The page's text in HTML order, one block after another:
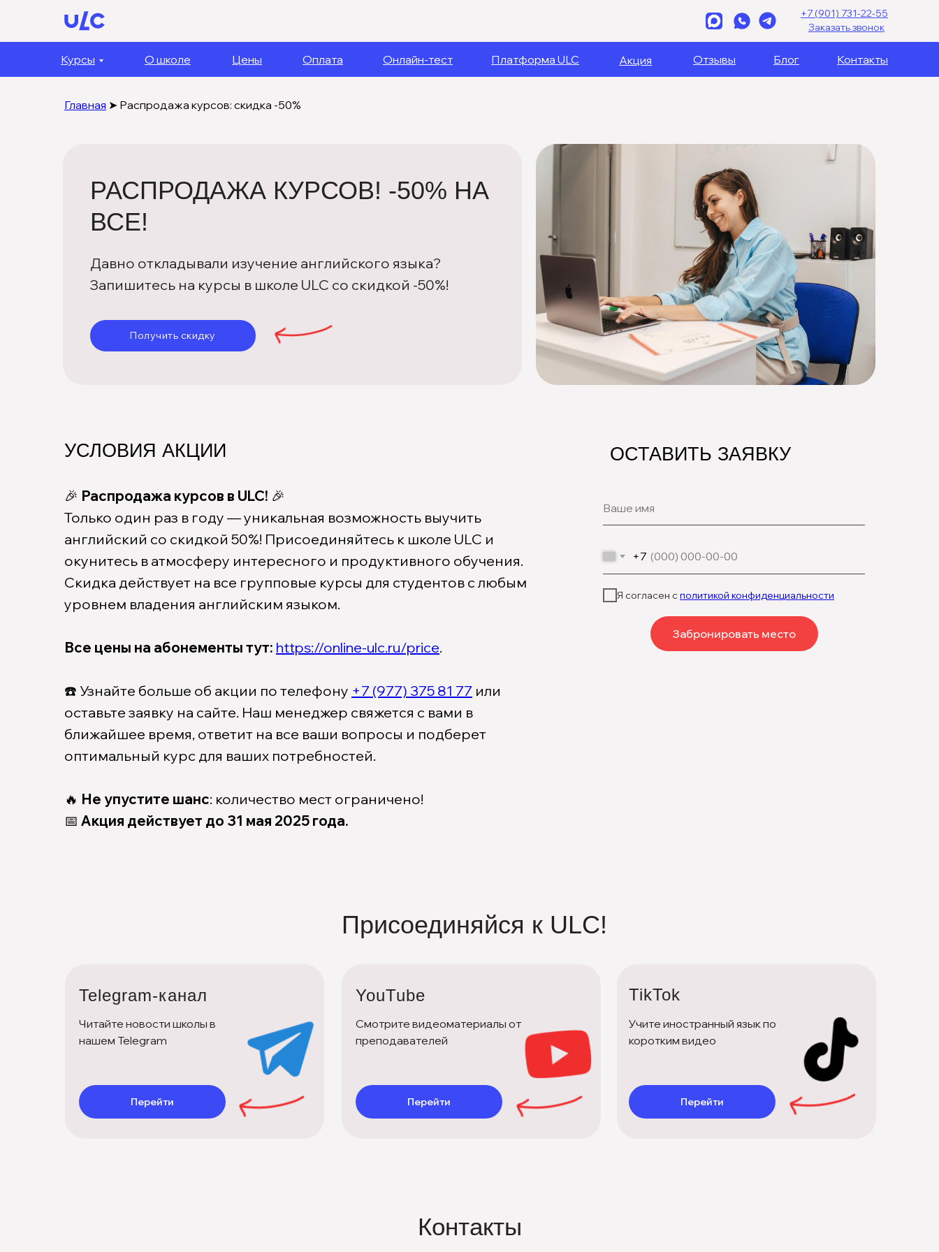
Заказать звонок
Курсы О школе Цены Оплата Онлайн-тест Платформа ULC Акция Отзывы Блог Контакты
+7 (901) 731-22-55
Главная ➤ Распродажа курсов: скидка -50%
РАСПРОДАЖА КУРСОВ! -50% НА
ВСЕ!
Давно откладывали изучение английского языка?
Запишитесь на курсы в школе ULC со скидкой -50%!
Получить скидку
🎉 Распродажа курсов в ULC! 🎉
Только один раз в году — уникальная возможность выучить
английский со скидкой 50%! Присоединяйтесь к школе ULC и
окунитесь в атмосферу интересного и продуктивного обучения.
Скидка действует на все групповые курсы для студентов с любым
уровнем владения английским языком.
Все цены на абонементы тут: https://online-ulc.ru/price.
☎️ Узнайте больше об акции по телефону +7 (977) 375 81 77 или
оставьте заявку на сайте. Наш менеджер свяжется с вами в
ближайшее время, ответит на все ваши вопросы и подберет
оптимальный курс для ваших потребностей.
🔥 Не упустите шанс: количество мест ограничено!
📅 Акция действует до 31 мая 2025 года.
УСЛОВИЯ АКЦИИ ОСТАВИТЬ ЗАЯВКУ
+7
Я согласен с политикой конфиденциальности
Забронировать место
Присоединяйся к ULC!
Telegram-канал
Читайте новости школы в
нашем Telegram
YouTube
Смотрите видеоматериалы от
преподавателей
TikTok
Учите иностранный язык по
коротким видео
Перейти Перейти Перейти
Контакты